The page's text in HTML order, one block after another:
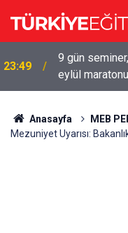
23:49
9 gün
eylül maratonu
Anasayfa MEB
Mezuniyet Uyarısı: